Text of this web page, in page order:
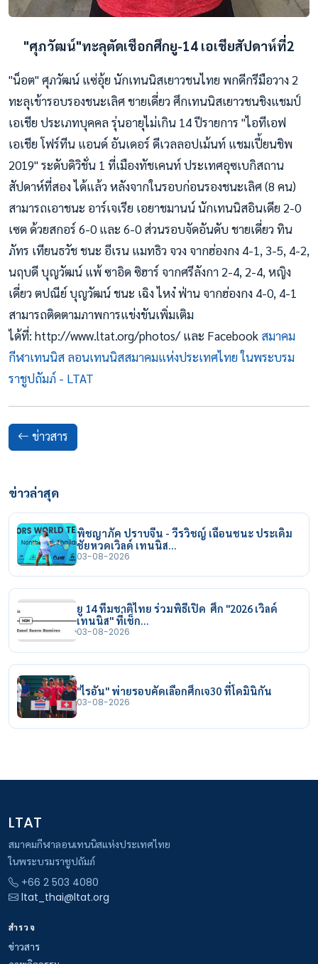
"ศุภวัฒน์"ทะลุตัดเชือกศึกยู-14 เอเชียสัปดาห์ที่2
"น็อต" ศุภวัฒน์ แซ่อุ้ย นักเทนนิสเยาวชนไทย พกดีกรีมือวาง 2
ทะลุเข้ารอบรองชนะเลิศ ชายเดี่ยว ศึกเทนนิสเยาวชนชิงแชมป์
เอเชีย ประเภทบุคคล รุ่นอายุไม่เกิน 14 ปีรายการ "ไอทีเอฟ
เอเชีย โฟร์ทีน แอนด์ อันเดอร์ ดีเวลลอปเม้นท์ แชมเปี้ยนชิพ
2019" ระดับดิวิชั่น 1 ที่เมืองทัชเคนท์ ประเทศอุซเบกิสถาน
สัปดาห์ที่สอง ได้แล้ว หลังจากในรอบก่อนรองชนะเลิศ (8 คน)
สามารถเอาชนะ อาร์เจเรีย เอยาชมานน์ นักเทนนิสอินเดีย 2-0
เซต ด้วยสกอร์ 6-0 และ 6-0 ส่วนรอบจัดอันดับ ชายเดี่ยว ทิน
ภัทร เทียนธวัช ชนะ อีเรน แมทธิว จวง จากฮ่องกง 4-1, 3-5, 4-2,
นฤบดี บุญวัฒน์ แพ้ ซาอิด ซิฮาร์ จากศรีลังกา 2-4, 2-4, หญิง
เดี่ยว ตปณีย์ บุญวัฒน์ ชนะ เฉิง ไหง๋ ฟ่าน จากฮ่องกง 4-0, 4-1
สามารถติดตามภาพการแข่งขันเพิ่มเติม
ได้ที่: http://www.ltat.org/photos/ และ Facebook สมาคม
กีฬาเทนนิส ลอนเทนนิสสมาคมแห่งประเทศไทย ในพระบรม
ราชูปถัมภ์ - LTAT
ข่าวสาร
ข่าวล่าสุด
พิชญาภัค ปราบจีน - วีรวิชญ์ เฉือนชนะ ประเดิม
ชัยหวดเวิลด์ เทนนิส…
03-08-2026
ยู 14 ทีมชาติไทย ร่วมพิธีเปิด ศึก "2026 เวิลด์
เทนนิส" ที่เช็ก…
03-08-2026
"ไรอัน" พ่ายรอบคัดเลือกศึกเจ30 ที่โดมินิกัน
03-08-2026
LTAT
สมาคมกีฬาลอนเทนนิสแห่งประเทศไทย
ในพระบรมราชูปถัมภ์
+66 2 503 4080
ltat_thai@ltat.org
สำรวจ
ข่าวสาร